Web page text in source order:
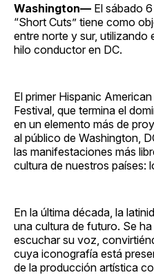
Washington— El sábado
“Short Cuts” tiene como
entre norte y sur, utilizando
hilo conductor en DC.
El primer Hispanic
Festival, que termina el
en un elemento más de
al público de Washington,
las manifestaciones más
cultura de nuestros países:
En la última década, la
una cultura de futuro. Se
escuchar su voz,
cuya iconografía está
de la producción artística